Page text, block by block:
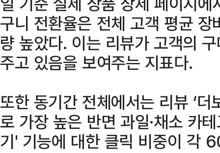
구니 전환율은 전체 고객 평균
량 높았다. 이는 리뷰가 고객의
주고 있음을 보여주는 지표다.
또한 동기간 전체에서는 리뷰 ‘
로 가장 높은 반면 과일·채소 카
기' 기능에 대한 클릭 비중이 각